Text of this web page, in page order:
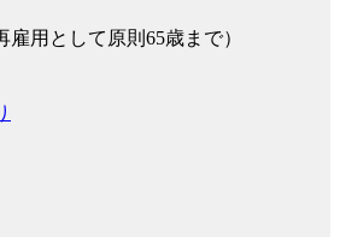
用として原則65歳まで）